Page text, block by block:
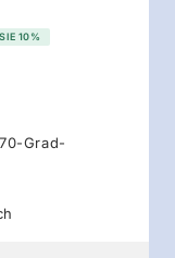
10%
Grad-